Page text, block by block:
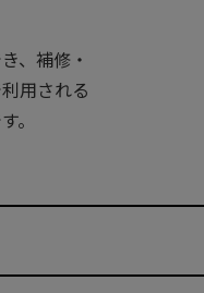
、補修・
用される
。